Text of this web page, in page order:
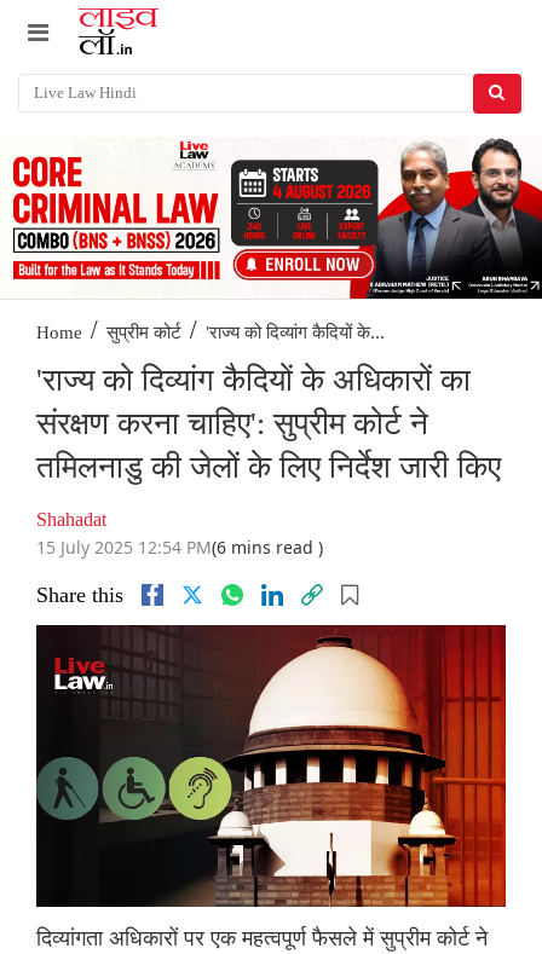
Home / सुप्रीम कोर्ट / 'राज्य को दिव्यांग कैदियों के...
'राज्य को दिव्यांग कैदियों के अधिकारों का
संरक्षण करना चाहिए': सुप्रीम कोर्ट ने
तमिलनाडु की जेलों के लिए निर्देश जारी किए
Shahadat
15 July 2025 12:54 PM(6 mins read )
Share this
दिव्यांगता अधिकारों पर एक महत्वपूर्ण फैसले में सुप्रीम कोर्ट ने